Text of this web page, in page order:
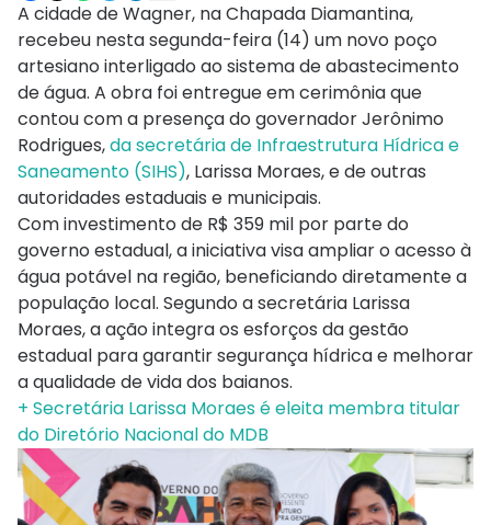
A cidade de Wagner, na Chapada Diamantina,
recebeu nesta segunda-feira (14) um novo poço
artesiano interligado ao sistema de abastecimento
de água. A obra foi entregue em cerimônia que
contou com a presença do governador Jerônimo
Rodrigues,da secretária de Infraestrutura Hídrica e
Saneamento (SIHS), Larissa Moraes, e de outras
autoridades estaduais e municipais.
Com investimento de R$ 359 mil por parte do
governo estadual, a iniciativa visa ampliar o acesso à
água potável na região, beneficiando diretamente a
população local. Segundo a secretária Larissa
Moraes, a ação integra os esforços da gestão
estadual para garantir segurança hídrica e melhorar
a qualidade de vida dos baianos.
+ Secretária Larissa Moraes é eleita membra titular
do Diretório Nacional do MDB